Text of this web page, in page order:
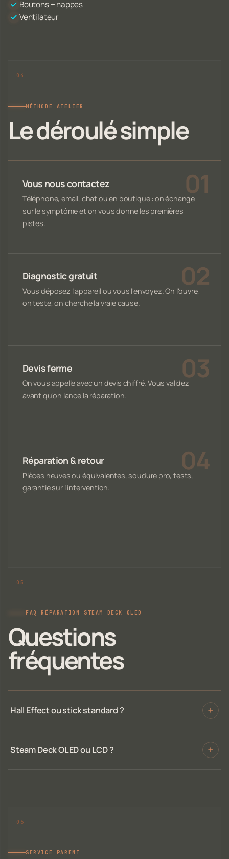
Boutons + nappes
Ventilateur
MÉTHODE ATELIER
Le déroulé simple
Vous nous contactez
Téléphone, email, chat ou en boutique : on échange
sur le symptôme et on vous donne les premières
pistes.
Diagnostic gratuit
Vous déposez l'appareil ou vous l'envoyez. On l'ouvre,
on teste, on cherche la vraie cause.
Devis ferme
On vous appelle avec un devis chiffré. Vous validez
avant qu'on lance la réparation.
Réparation & retour
Pièces neuves ou équivalentes, soudure pro, tests,
garantie sur l'intervention.
FAQ RÉPARATION STEAM DECK OLED
Questions
fréquentes
Hall Effect ou stick standard ?
Steam Deck OLED ou LCD ?
SERVICE PARENT